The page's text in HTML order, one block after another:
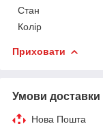
Стан
Колір
Приховати
Умови доставки
Нова Пошта